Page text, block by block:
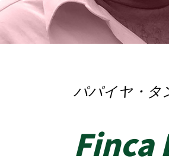
パパイヤ・タ
Finca